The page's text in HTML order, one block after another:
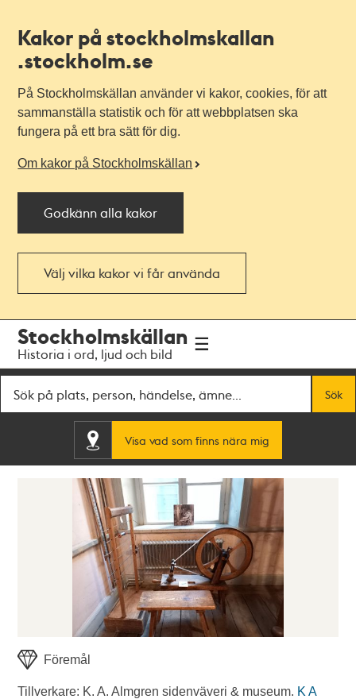
Kakor på stockholmskallan
.stockholm.se
På Stockholmskällan använder vi kakor, cookies, för att
sammanställa statistik och för att webbplatsen ska
fungera på ett bra sätt för dig.
Om kakor på Stockholmskällan
Godkänn alla kakor
Välj vilka kakor vi får använda
navigationen
huvudinnehållet
Stockholmskällan
Historia i ord, ljud och bild
Sök
Visa vad som finns nära mig
Föremål
Tillverkare: K. A. Almgren sidenväveri & museum. K A